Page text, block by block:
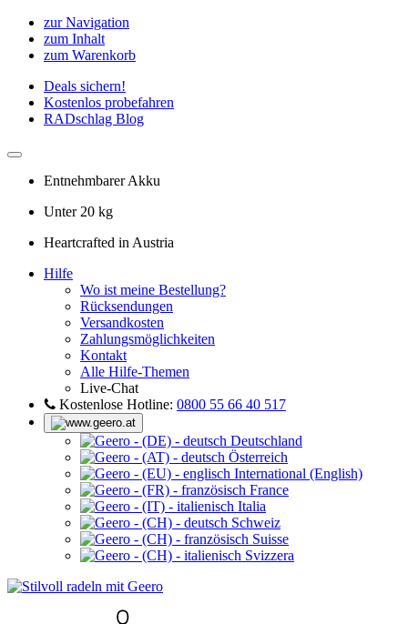
zur Navigation
zum Inhalt
zum Warenkorb
Deals sichern!
Kostenlos probefahren
RADschlag Blog
Entnehmbarer Akku
Unter 20 kg
Heartcrafted in Austria
Hilfe
Wo ist meine Bestellung?
Rücksendungen
Versandkosten
Zahlungsmöglichkeiten
Kontakt
Alle Hilfe-Themen
Live-Chat
Kostenlose Hotline: 0800 55 66 40 517
Deutschland
Österreich
International (English)
France
Italia
Schweiz
Suisse
Svizzera